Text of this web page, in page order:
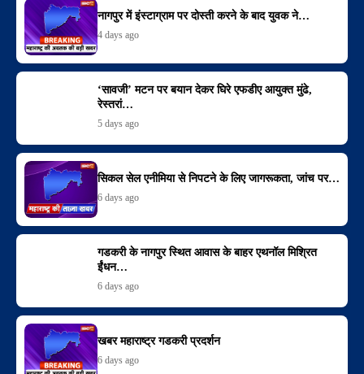
नागपुर में इंस्टाग्राम पर दोस्ती करने के बाद युवक ने…
4 days ago
‘सावजी’ मटन पर बयान देकर घिरे एफडीए आयुक्त मुंढे,
रेस्तरां…
5 days ago
सिकल सेल एनीमिया से निपटने के लिए जागरूकता, जांच पर…
6 days ago
गडकरी के नागपुर स्थित आवास के बाहर एथनॉल मिश्रित
ईंधन…
6 days ago
खबर महाराष्ट्र गडकरी प्रदर्शन
6 days ago